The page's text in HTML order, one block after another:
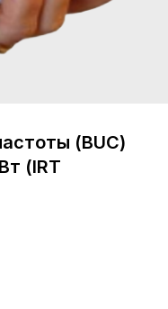
(BUC)
(IRT